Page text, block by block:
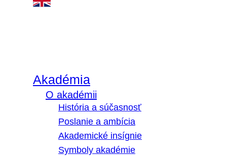
Akadémia
O akadémii
História a súčasnosť
Poslanie a ambícia
Akademické insígnie
Symboly akadémie